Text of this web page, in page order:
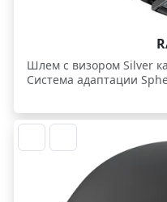
Шлем с визором Silver
Система адаптации